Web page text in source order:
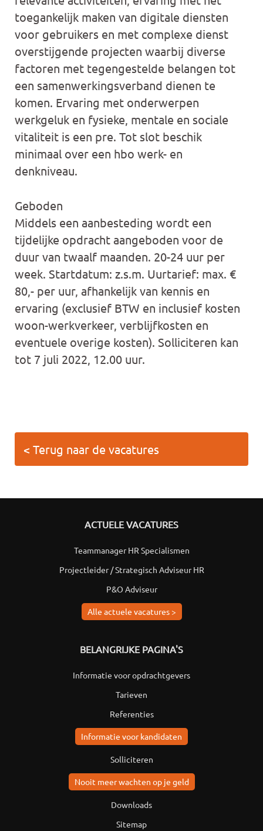
toegankelijk maken van digitale diensten
voor gebruikers en met complexe dienst
overstijgende projecten waarbij diverse
factoren met tegengestelde belangen tot
een samenwerkingsverband dienen te
komen. Ervaring met onderwerpen
werkgeluk en fysieke, mentale en sociale
vitaliteit is een pre. Tot slot beschik
minimaal over een hbo werk- en
denkniveau.
Geboden
Middels een aanbesteding wordt een
tijdelijke opdracht aangeboden voor de
duur van twaalf maanden. 20-24 uur per
week. Startdatum: z.s.m. Uurtarief: max. €
80,- per uur, afhankelijk van kennis en
ervaring (exclusief BTW en inclusief kosten
woon-werkverkeer, verblijfkosten en
eventuele overige kosten). Solliciteren kan
tot 7 juli 2022, 12.00 uur.
< Terug naar de vacatures
ACTUELE VACATURES
Teammanager HR Specialismen
Projectleider / Strategisch Adviseur HR
P&O Adviseur
Alle actuele vacatures >
BELANGRIJKE PAGINA'S
Informatie voor opdrachtgevers
Tarieven
Referenties
Informatie voor kandidaten
Solliciteren
Nooit meer wachten op je geld
Downloads
Sitemap